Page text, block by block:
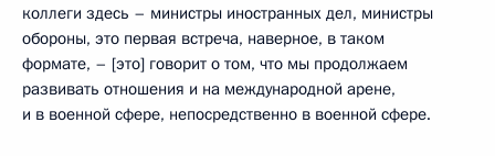
коллеги здесь – министры иностранных дел, министры
обороны, это первая встреча, наверное, в таком
формате, – [это] говорит о том, что мы продолжаем
развивать отношения и на международной арене,
и в военной сфере, непосредственно в военной сфере.